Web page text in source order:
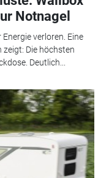
Notnagel
verloren. Eine
Die höchsten
Deutlich...